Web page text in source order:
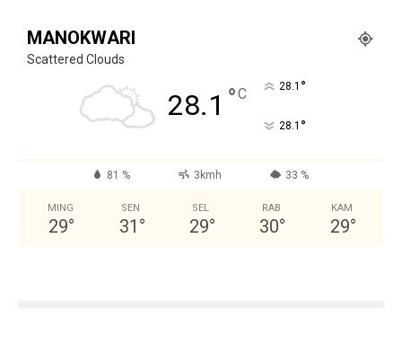
MANOKWARI
Scattered Clouds
28.1 °C 28.1 °
28.1 °
81 % 3kmh 33 %
MING
29°
SEN
31 °
SEL
29°
RAB
30°
KAM
29°